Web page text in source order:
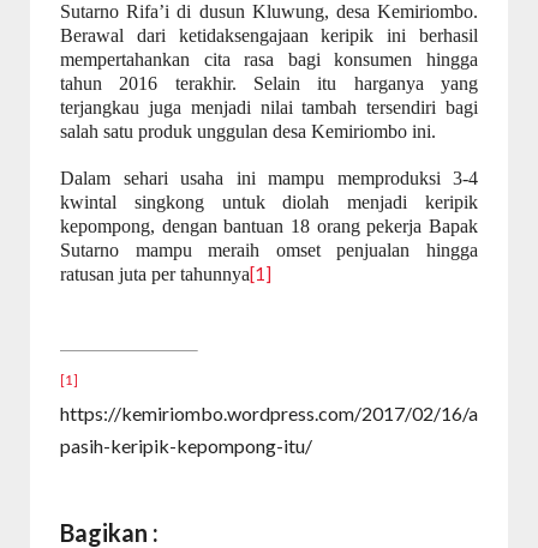
Sutarno Rifa’i di dusun Kluwung, desa Kemiriombo.
Berawal dari ketidaksengajaan keripik ini berhasil
mempertahankan cita rasa bagi konsumen hingga
tahun 2016 terakhir. Selain itu harganya yang
terjangkau juga menjadi nilai tambah tersendiri bagi
salah satu produk unggulan desa Kemiriombo ini.
Dalam sehari usaha ini mampu memproduksi 3-4
kwintal singkong untuk diolah menjadi keripik
kepompong, dengan bantuan 18 orang pekerja Bapak
Sutarno mampu meraih omset penjualan hingga
ratusan juta per tahunnya[1]
[1]
https://kemiriombo.wordpress.com/2017/02/16/a
pasih-keripik-kepompong-itu/
Bagikan :